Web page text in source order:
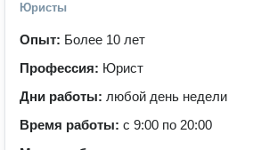
Юристы
Опыт: Более 10 лет
Профессия: Юрист
Дни работы: любой день недели
Время работы: с 9:00 по 20:00